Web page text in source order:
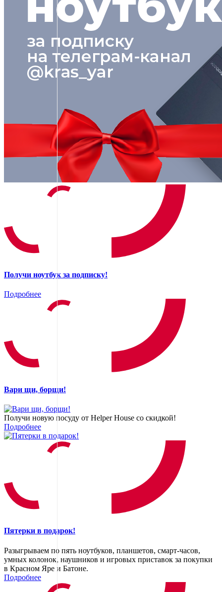
Получи ноутбук за подписку!
Подробнее
Вари щи, борщи!
Получи новую посуду от Helper House со скидкой!
Подробнее
Пятерки в подарок!
Разыгрываем по пять ноутбуков, планшетов, смарт-часов,
умных колонок, наушников и игровых приставок за покупки
в Красном Яре и Батоне.
Подробнее